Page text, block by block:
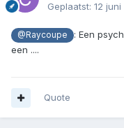
Geplaatst: 12 juni
@Raycoupe
: Een
een ....
Quote